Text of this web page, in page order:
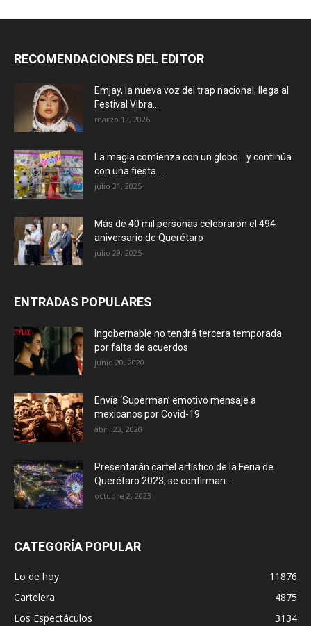
RECOMENDACIONES DEL EDITOR
Emjay, la nueva voz del trap nacional, llega al
Festival Vibra...
marzo 12, 2026
La magia comienza con un globo… y continúa
con una fiesta...
julio 31, 2025
Más de 40 mil personas celebraron el 494
aniversario de Querétaro
julio 29, 2025
ENTRADAS POPULARES
Ingobernable no tendrá tercera temporada
por falta de acuerdos
junio 20, 2020
Envía ‘Superman’ emotivo mensaje a
mexicanos por Covid-19
abril 23, 2020
Presentarán cartel artístico de la Feria de
Querétaro 2023; se confirman...
octubre 2, 2023
CATEGORÍA POPULAR
Lo de hoy
11876
Cartelera
4875
Los Espectáculos
3134